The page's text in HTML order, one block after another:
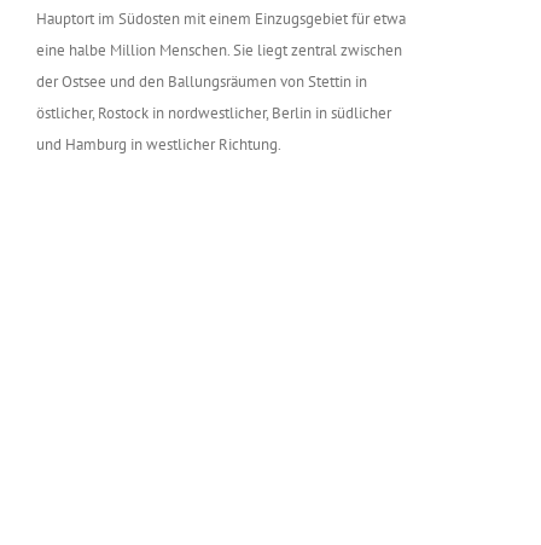
Hauptort im Südosten mit einem Einzugsgebiet für etwa
eine halbe Million Menschen. Sie liegt zentral zwischen
der Ostsee und den Ballungsräumen von Stettin in
östlicher, Rostock in nordwestlicher, Berlin in südlicher
und Hamburg in westlicher Richtung.